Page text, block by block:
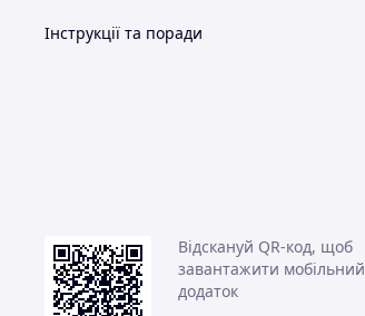
Інструкції та поради
Відскануй QR-код, щоб
завантажити мобільний
додаток